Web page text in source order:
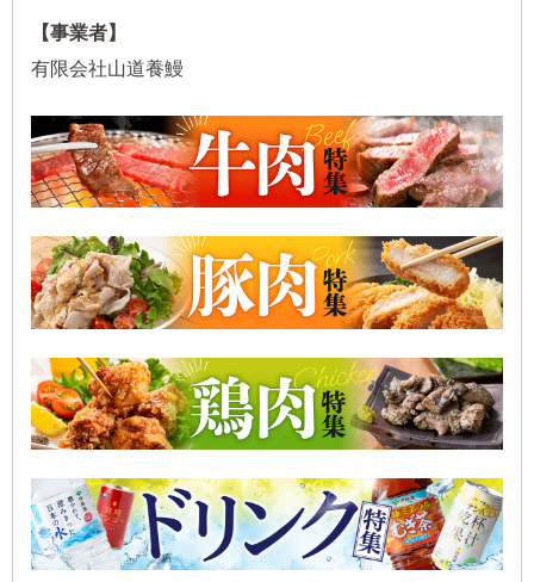
【事業者】
有限会社山道養鰻